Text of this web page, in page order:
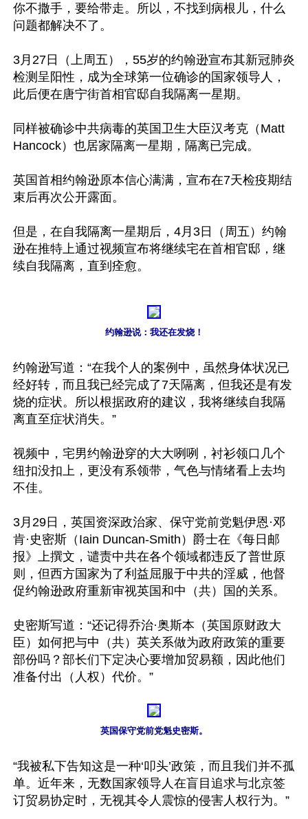
你不撒手，要给带走。所以，不找到病根儿，什么
问题都解决不了。
3月27日（上周五），55岁的约翰逊宣布其新冠肺炎
检测呈阳性，成为全球第一位确诊的国家领导人，
此后便在唐宁街首相官邸自我隔离一星期。
同样被确诊中共病毒的英国卫生大臣汉考克（Matt
Hancock）也居家隔离一星期，隔离已完成。
英国首相约翰逊原本信心满满，宣布在7天检疫期结
束后再次公开露面。
但是，在自我隔离一星期后，4月3日（周五）约翰
逊在推特上通过视频宣布将继续宅在首相官邸，继
续自我隔离，直到痊愈。
约翰逊说：我还在发烧！
约翰逊写道：“在我个人的案例中，虽然身体状况已
经好转，而且我已经完成了7天隔离，但我还是有发
烧的症状。所以根据政府的建议，我将继续自我隔
离直至症状消失。”
视频中，宅男约翰逊穿的大大咧咧，衬衫领口几个
纽扣没扣上，更没有系领带，气色与情绪看上去均
不佳。
3月29日，英国资深政治家、保守党前党魁伊恩·邓
肯·史密斯（Iain Duncan-Smith）爵士在《每日邮
报》上撰文，谴责中共在各个领域都违反了普世原
则，但西方国家为了利益屈服于中共的淫威，他督
促约翰逊政府重新审视英国和中（共）国的关系。
史密斯写道：“还记得乔治·奥斯本（英国原财政大
臣）如何把与中（共）英关系做为政府政策的重要
部份吗？部长们下定决心要增加贸易额，因此他们
准备付出（人权）代价。”
英国保守党前党魁史密斯。
“我被私下告知这是一种‘叩头’政策，而且我们并不孤
单。近年来，无数国家领导人在盲目追求与北京签
订贸易协定时，无视其令人震惊的侵害人权行为。”